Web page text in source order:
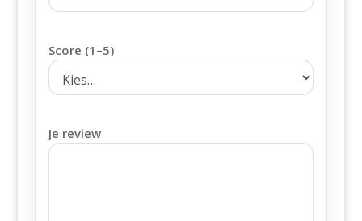
Score (1–5)
Je review